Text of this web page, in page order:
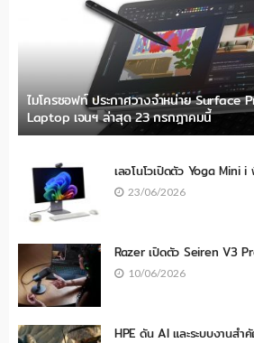
ไมโครซอฟท์ ประกาศวางจำหน่าย Surface
Laptop เจนฯ ล่าสุด 23 กรกฎาคมนี้
เลอโนโวเปิดตัว Yoga Mini
23/06/2026
Razer เปิดตัว Seiren V3
10/06/2026
HPE ดัน AI และระบบงานส